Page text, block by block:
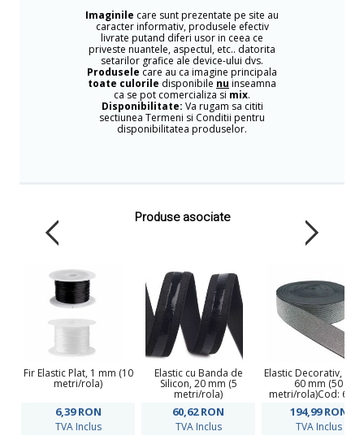
Imaginile care sunt prezentate pe site au
caracter informativ, produsele efectiv
livrate putand diferi usor in ceea ce
priveste nuantele, aspectul, etc.. datorita
setarilor grafice ale device-ului dvs.
Produsele care au ca imagine principala
toate culorile disponibile nu inseamna
ca se pot comercializa si mix.
Disponibilitate: Va rugam sa cititi
sectiunea Termeni si Conditii pentru
disponibilitatea produselor.
Produse asociate
Fir Elastic Plat, 1 mm (10
metri/rola)
6,39RON
TVA Inclus
Elastic cu Banda de
Silicon, 20 mm (5
metri/rola)
60,62RON
TVA Inclus
Elastic Decorativ,
60 mm (50
metri/rola)Cod:
194,99RON
TVA Inclus